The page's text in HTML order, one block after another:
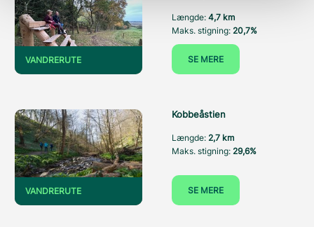
VANDRERUTE
Længde: 4,7 km
Maks. stigning: 20,7%
SE MERE
VANDRERUTE
Kobbeåstien
Længde: 2,7 km
Maks. stigning: 29,6%
SE MERE